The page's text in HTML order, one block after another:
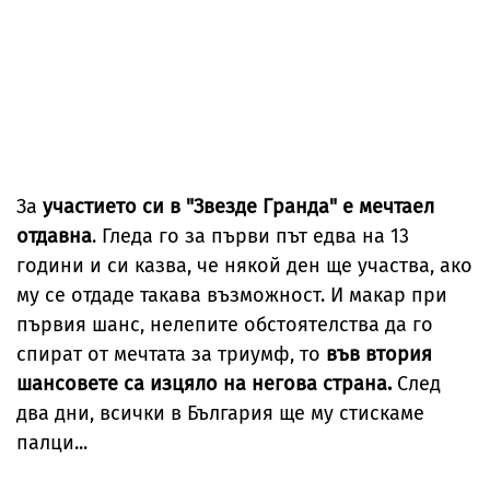
За участието си в "Звезде Гранда" е мечтаел
отдавна. Гледа го за първи път едва на 13
години и си казва, че някой ден ще участва, ако
му се отдаде такава възможност. И макар при
първия шанс, нелепите обстоятелства да го
спират от мечтата за триумф, то във втория
шансовете са изцяло на негова страна.След
два дни, всички в България ще му стискаме
палци...